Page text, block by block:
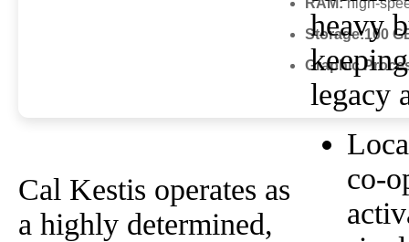
RAM:high-
Storage:100
Graphic
Cal Kestis operates as
a highly determined,
heavy
legacy
co-